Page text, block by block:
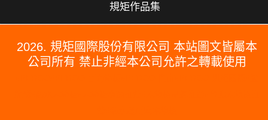
規矩作品集
2026. 規矩國際股份有限公司 本站圖文皆屬本
公司所有 禁止非經本公司允許之轉載使用